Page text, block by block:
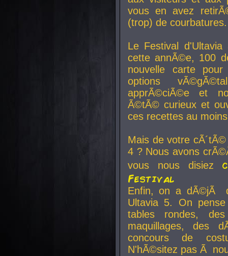
vous en avez
(trop) de courbatures.
Le Festival
cette annÃ©e, 100
nouvelle carte
options
apprÃ©ciÃ©e et
Ã©tÃ© curieux et
ces recettes au
Mais de votre
4 ? Nous avons
vous nous disiez
Festival
Enfin, on a dÃ©jÃ
Ultavia 5. On
tables rondes,
maquillages, des
concours de
N'hÃ©sitez pas Ã